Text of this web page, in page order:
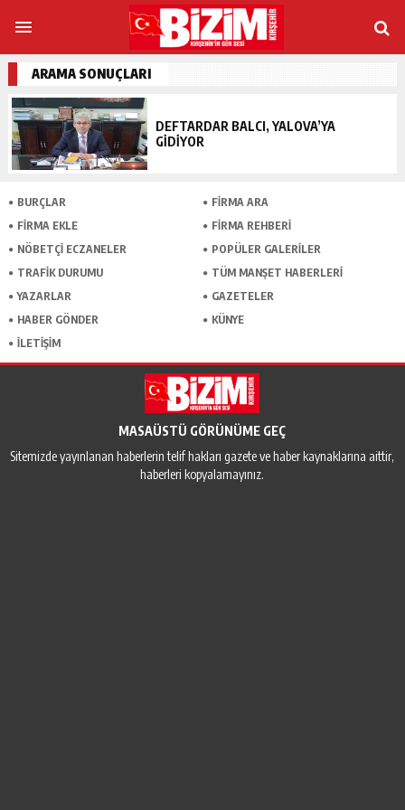
ARAMA SONUÇLARI
DEFTARDAR BALCI, YALOVA’YA
GİDİYOR
BURÇLAR
FİRMA ARA
FİRMA EKLE
FİRMA REHBERİ
NÖBETÇİ ECZANELER
POPÜLER GALERİLER
TRAFİK DURUMU
TÜM MANŞET HABERLERİ
YAZARLAR
GAZETELER
HABER GÖNDER
KÜNYE
İLETİŞİM
MASAÜSTÜ GÖRÜNÜME GEÇ
Sitemizde yayınlanan haberlerin telif hakları gazete ve haber kaynaklarına aittir,
haberleri kopyalamayınız.